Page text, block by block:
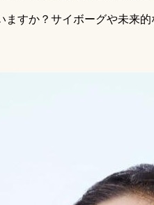
すか？サイボーグや未来的